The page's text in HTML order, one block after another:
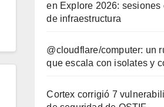
en Explore 2026:
de infraestructura
@cloudflare/computer: un
que escala con isolates y
Cortex corrigió 7